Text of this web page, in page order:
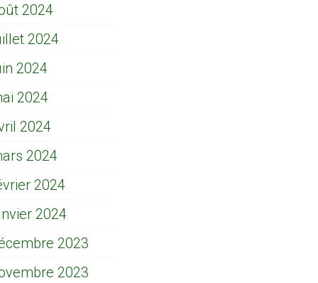
2024
2024
2024
2024
2024
2024
2024
2024
2023
2023